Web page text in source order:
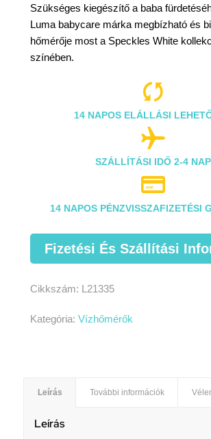
Szükséges kiegészítő a baba
Luma babycare márka megbízható és
hőmérője most a Speckles White
színében.

14 NAPOS ELÁLLÁSI

SZÁLLÍTÁSI IDŐ 2-4 NAP

14 NAPOS PÉNZVISSZAFIZETÉSI
Fizetési És Szállítási
Cikkszám: L21335
Kategória: Vízhőmérők
Leírás További információk
Leírás